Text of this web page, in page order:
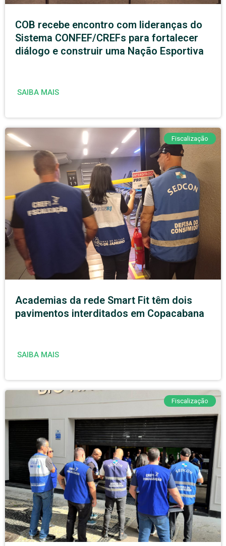
COB recebe encontro com lideranças do
Sistema CONFEF/CREFs para fortalecer
diálogo e construir uma Nação Esportiva
SAIBA MAIS
Fiscalização
Academias da rede Smart Fit têm dois
pavimentos interditados em Copacabana
SAIBA MAIS
Fiscalização